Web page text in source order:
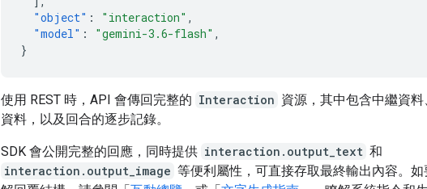
"object" : "interaction" ,
"model" : "gemini-3.6-flash" ,
}
使用 REST 時，API 會傳回完整的 Interaction 資源，其中包含中繼資
資料，以及回合的逐步記錄。
SDK 會公開完整的回應，同時提供 interaction.output_text 和
interaction.output_image 等便利屬性，可直接存取最終輸出內容。